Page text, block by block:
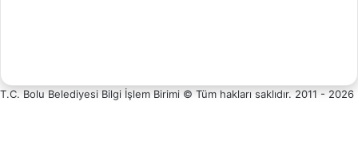
Destek
T.C. Bolu Belediyesi Bilgi İşlem Birimi © Tüm hakları saklıdır. 2011 - 2026